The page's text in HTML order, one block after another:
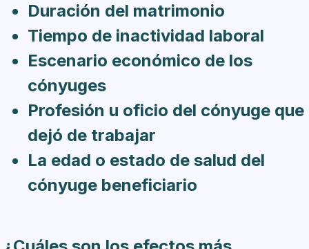
Duración del matrimonio
Tiempo de inactividad laboral
Escenario económico de los
cónyuges
Profesión u oficio del cónyuge que
dejó de trabajar
La edad o estado de salud del
cónyuge beneficiario